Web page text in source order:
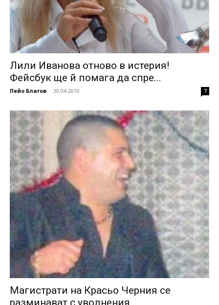
Лили Иванова отново в истерия!
Фейсбук ще й помага да спре...
Пейо Благов - 30.04.2010 7
Магистрати на Красьо Черния се
разминават с уволнения